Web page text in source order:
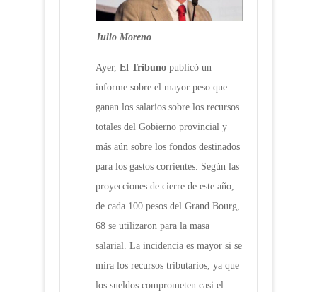
Julio Moreno
Ayer, El Tribuno publicó un
informe sobre el mayor peso que
ganan los salarios sobre los recursos
totales del Gobierno provincial y
más aún sobre los fondos destinados
para los gastos corrientes. Según las
proyecciones de cierre de este año,
de cada 100 pesos del Grand Bourg,
68 se utilizaron para la masa
salarial. La incidencia es mayor si se
mira los recursos tributarios, ya que
los sueldos comprometen casi el